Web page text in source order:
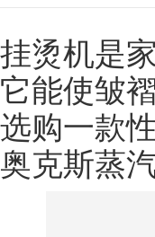
挂烫机是
它能使皱
选购一款
奥克斯蒸